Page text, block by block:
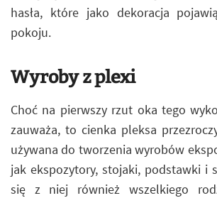
hasła, które jako dekoracja
pokoju.
Wyroby z plexi
Choć na pierwszy rzut oka tego
zauważa, to cienka pleksa
używana do tworzenia wyrobów
jak ekspozytory, stojaki, podstawki i
się z niej również wszelkiego